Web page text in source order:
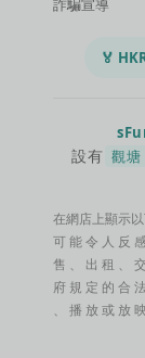
詐騙宣導
🏅
設有 觀塘
在網店上顯示
可 能 令 人 反
售 、 出 租 、
府 規 定 的 合
、 播 放 或 放